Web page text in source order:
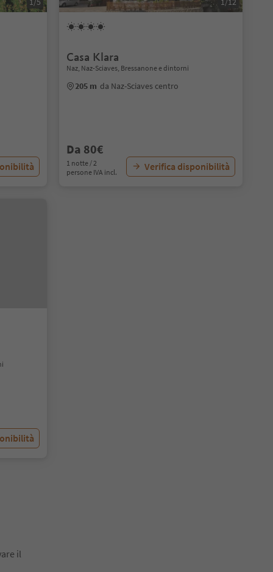
Casa Klara
Naz, Naz-Sciaves, Bressanone e dintorni
205 m da Naz-Sciaves centro
Da 80€
1 notte / 2
persone IVA incl.
Verifica disponibilità
il